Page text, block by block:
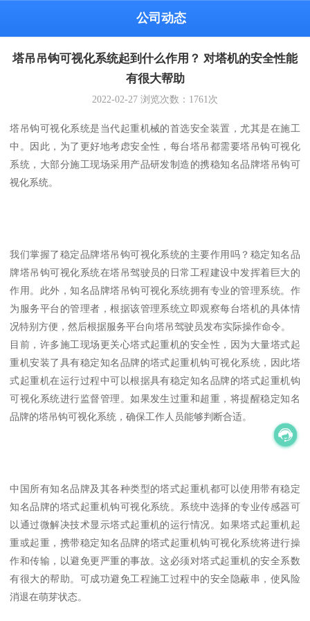
公司动态
塔吊吊钩可视化系统起到什么作用？ 对塔机的安全性能
有很大帮助
2022-02-27 浏览次数： 1761次
塔吊钩可视化系统是当代起重机械的首选安全装置，尤其是在施工
中。因此，为了更好地考虑安全性，每台塔吊都需要塔吊钩可视化
系统，大部分施工现场采用产品研发制造的携稳知名品牌塔吊钩可
视化系统。
我们掌握了稳定品牌塔吊钩可视化系统的主要作用吗？稳定知名品
牌塔吊钩可视化系统在塔吊驾驶员的日常工程建设中发挥着巨大的
作用。此外，知名品牌塔吊钩可视化系统拥有专业的管理系统。作
为服务平台的管理者，根据该管理系统立即观察每台塔机的具体情
况特别方便，然后根据服务平台向塔吊驾驶员发布实际操作命令。
目前，许多施工现场更关心塔式起重机的安全性，因为大量塔式起
重机安装了具有稳定知名品牌的塔式起重机钩可视化系统，因此塔
式起重机在运行过程中可以根据具有稳定知名品牌的塔式起重机钩
可视化系统进行监督管理。如果发生过重和超重，将提醒稳定知名
品牌的塔吊钩可视化系统，确保工作人员能够判断合适。
中国所有知名品牌及其各种类型的塔式起重机都可以使用带有稳定
知名品牌的塔式起重机钩可视化系统。系统中选择的专业传感器可
以通过微解决技术显示塔式起重机的运行情况。如果塔式起重机起
重或起重，携带稳定知名品牌的塔式起重机钩可视化系统将进行操
作和传输，以避免更严重的事故。这必须对塔式起重机的安全系数
有很大的帮助。可成功避免工程施工过程中的安全隐蔽串，使风险
消退在萌芽状态。